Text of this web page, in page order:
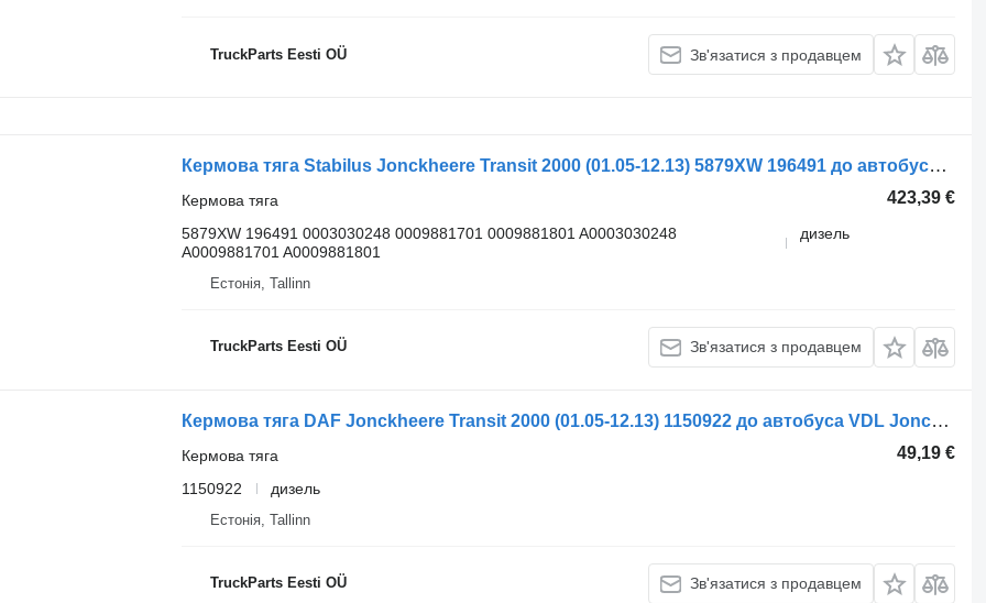
TruckParts Eesti OÜ Зв'язатися з продавцем
Кермова тяга Stabilus Jonckheere Transit 2000 (01.05-12.13) 5879XW 196491 до автобуса VDL Jonckheere Transit 2000 (2005-2013)
423,39 €
Кермова тяга
5879XW 196491 0003030248 0009881701 0009881801 A0003030248
A0009881701 A0009881801
дизель
Естонія, Tallinn
TruckParts Eesti OÜ Зв'язатися з продавцем
Кермова тяга DAF Jonckheere Transit 2000 (01.05-12.13) 1150922 до автобуса VDL Jonckheere Transit 2000 (2005-2013)
49,19 €
Кермова тяга
1150922
дизель
Естонія, Tallinn
TruckParts Eesti OÜ Зв'язатися з продавцем